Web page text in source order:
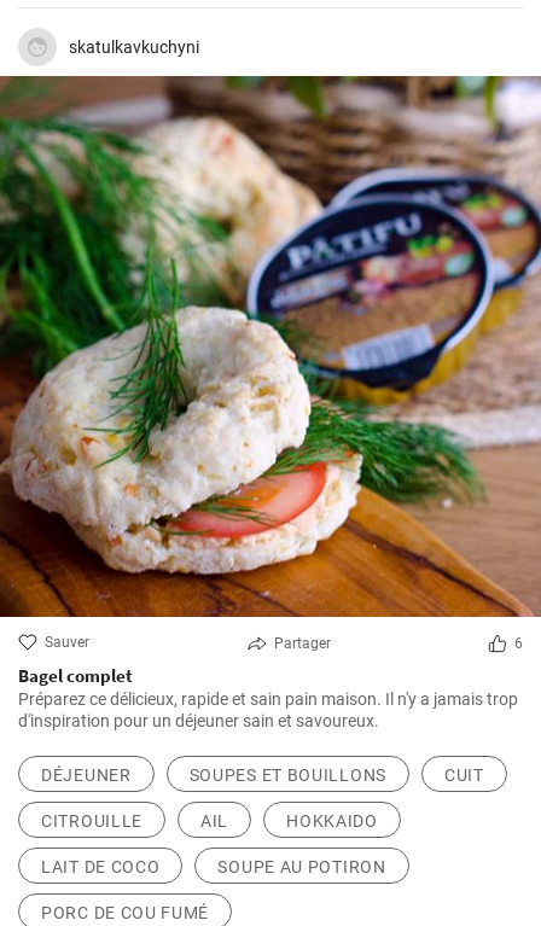
skatulkavkuchyni
Sauver Partager 6
Bagel complet
Préparez ce délicieux, rapide et sain pain maison. Il n'y a jamais trop
d'inspiration pour un déjeuner sain et savoureux.
DÉJEUNER SOUPES ET BOUILLONS CUIT
CITROUILLE AIL HOKKAIDO
LAIT DE COCO SOUPE AU POTIRON
PORC DE COU FUMÉ